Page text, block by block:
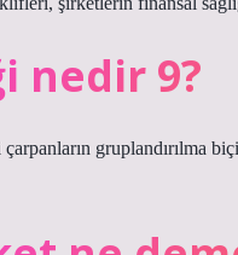
nedir 9?
gruplandırılma